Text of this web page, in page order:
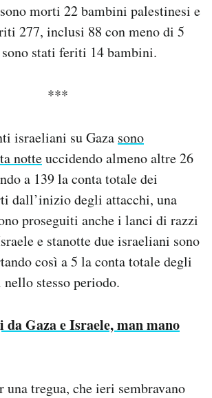
morti 22 bambini palestinesi e
277, inclusi 88 con meno di 5
stati feriti 14 bambini.
***
israeliani su Gaza sono
notteuccidendo almeno altre 26
a 139 la conta totale dei
dall’inizio degli attacchi, una
proseguiti anche i lanci di razzi
e stanotte due israeliani sono
così a 5 la conta totale degli
stesso periodo.
da Gaza e Israele, man mano
tregua, che ieri sembravano